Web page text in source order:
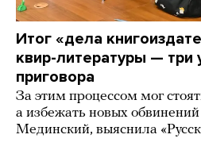
Итог «дела
квир-литературы — три
приговора
За этим процессом мог
а избежать новых
Мединский, выяснила